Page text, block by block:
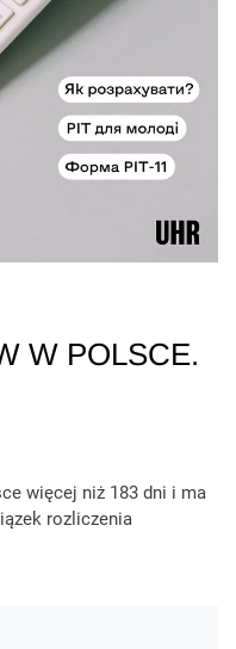
W POLSCE.
więcej niż 183 dni i ma
rozliczenia